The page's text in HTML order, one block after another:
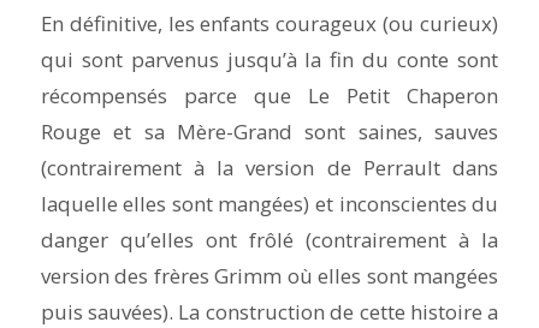
En définitive, les enfants courageux (ou curieux)
qui sont parvenus jusqu’à la fin du conte sont
récompensés parce que Le Petit Chaperon
Rouge et sa Mère-Grand sont saines, sauves
(contrairement à la version de Perrault dans
laquelle elles sont mangées) et inconscientes du
danger qu’elles ont frôlé (contrairement à la
version des frères Grimm où elles sont mangées
puis sauvées). La construction de cette histoire a